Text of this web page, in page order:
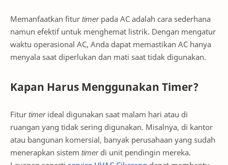
Memanfaatkan fitur timerpada AC adalah cara sederhana
namun efektif untuk menghemat listrik. Dengan mengatur
waktu operasional AC, Anda dapat memastikan AC hanya
menyala saat diperlukan dan mati saat tidak digunakan.
Kapan Harus Menggunakan Timer?
Fitur timerideal digunakan saat malam hari atau di
ruangan yang tidak sering digunakan. Misalnya, di kantor
atau bangunan komersial, banyak perusahaan yang sudah
menerapkan sistem timerdi unit pendingin mereka.